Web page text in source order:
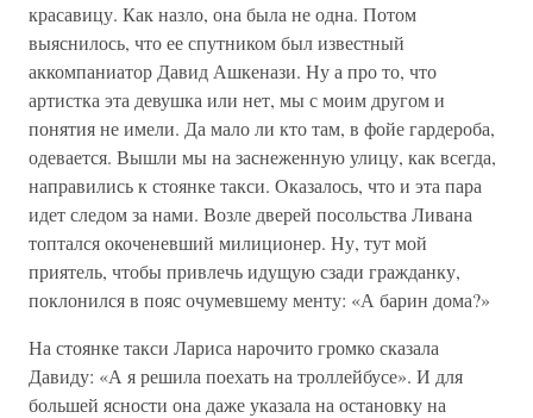
красавицу. Как назло, она была не одна. Потом
выяснилось, что ее спутником был известный
аккомпаниатор Давид Ашкенази. Ну а про то, что
артистка эта девушка или нет, мы с моим другом и
понятия не имели. Да мало ли кто там, в фойе гардероба,
одевается. Вышли мы на заснеженную улицу, как всегда,
направились к стоянке такси. Оказалось, что и эта пара
идет следом за нами. Возле дверей посольства Ливана
топтался окоченевший милиционер. Ну, тут мой
приятель, чтобы привлечь идущую сзади гражданку,
поклонился в пояс очумевшему менту: «А барин дома?»
На стоянке такси Лариса нарочито громко сказала
Давиду: «А я решила поехать на троллейбусе». И для
большей ясности она даже указала на остановку на